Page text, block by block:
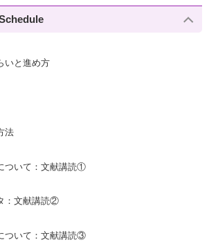
いと進め方
法
ついて：文献講読①
：文献講読②
ついて：文献講読③